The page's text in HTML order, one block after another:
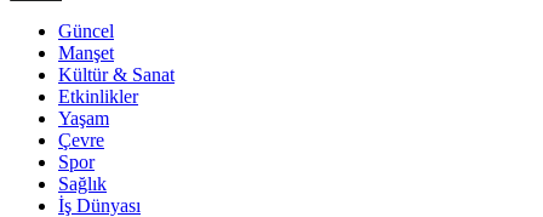
Güncel
Manşet
Kültür & Sanat
Etkinlikler
Yaşam
Çevre
Spor
Sağlık
İş Dünyası